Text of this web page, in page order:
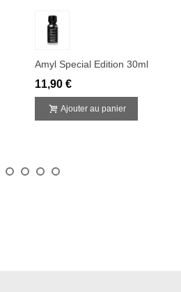
Amyl Special Edition 30ml
11,90 €
Ajouter au panier